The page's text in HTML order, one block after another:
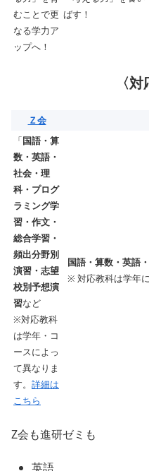
むことで更
なる学力ア
ップへ！
ばす！
〈
Ｚ会
「国語・算
数・英語・
社会・理
科・プログ
ラミング学
習・作文・
総合学習・
頻出分野別
演習・志望
校別予想演
習など
※対応教科
は学年・コ
ースによっ
て異なりま
す。 詳細は
こちら
国語・算数・英語
※ 対応教科は学年
Z会も進研ゼミも
英語